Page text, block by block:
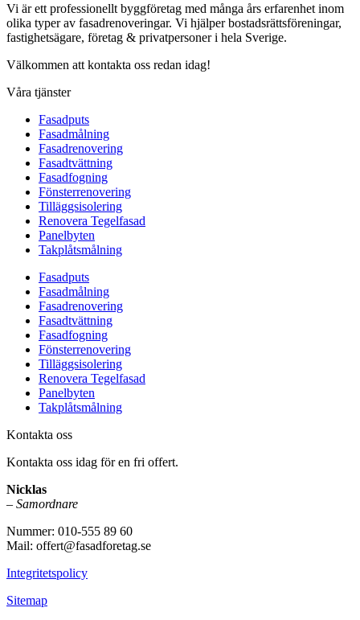
Vi är ett professionellt byggföretag med många års erfarenhet inom
olika typer av fasadrenoveringar. Vi hjälper bostadsrättsföreningar,
fastighetsägare, företag & privatpersoner i hela Sverige.
Välkommen att kontakta oss redan idag!
Våra tjänster
Fasadputs
Fasadmålning
Fasadrenovering
Fasadtvättning
Fasadfogning
Fönsterrenovering
Tilläggsisolering
Renovera Tegelfasad
Panelbyten
Takplåtsmålning
Fasadputs
Fasadmålning
Fasadrenovering
Fasadtvättning
Fasadfogning
Fönsterrenovering
Tilläggsisolering
Renovera Tegelfasad
Panelbyten
Takplåtsmålning
Kontakta oss
Kontakta oss idag för en fri offert.
Nicklas
– Samordnare
Nummer: 010-555 89 60
Mail: offert@fasadforetag.se
Integritetspolicy
Sitemap